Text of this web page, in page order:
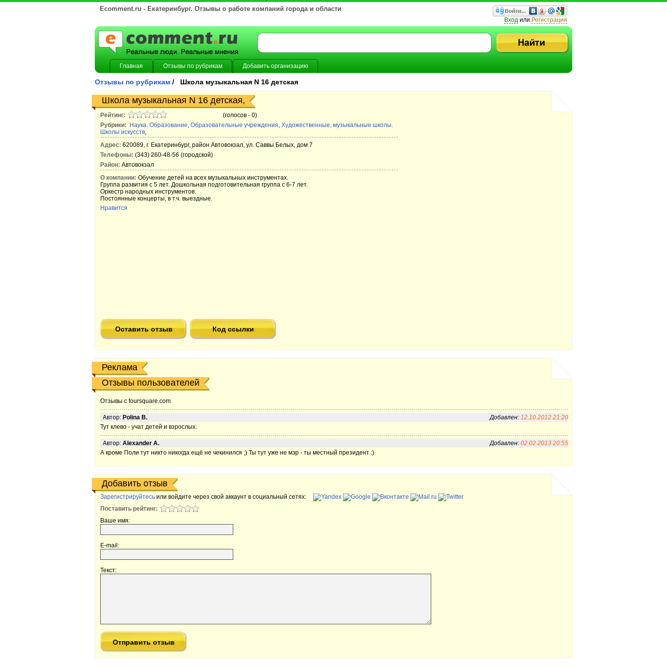
Ecomment.ru - Екатеринбург. Отзывы о работе компаний города и области
Вход или Регистрация
Главная Отзывы по рубрикам Добавить организацию
Отзывы по рубрикам / Школа музыкальная N 16 детская
Школа музыкальная N 16 детская,
Рейтинг: (голосов - 0)
Рубрики:
Наука. Образование, Образовательные учреждения, Художественные, музыкальные школы.
Школы искусств,
Адрес: 620089, г. Екатеринбург, район Автовокзал, ул. Саввы Белых, дом 7
Телефоны: (343) 260-48-56 (городской)
Район: Автовокзал
О компании: Обучение детей на всех музыкальных инструментах.
Группа развития с 5 лет. Дошкольная подготовительная группа с 6-7 лет.
Оркестр народных инструментов.
Постоянные концерты, в т.ч. выездные.
Нравится
Оставить отзыв Код ссылки
Реклама
Отзывы пользователей
Отзывы с foursquare.com
Автор: Polina B. Добавлен: 12.10.2012 21:20
Тут клево - учат детей и взрослых.
Автор: Alexander A. Добавлен: 02.02.2013 20:55
А кроме Поли тут никто никогда ещё не чекинился ;) Ты тут уже не мэр - ты местный президент :)
Добавить отзыв
Зарегистрируйтесь или войдите через свой аккаунт в социальный сетях:
Поставить рейтинг:
Ваше имя:
E-mail:
Текст: